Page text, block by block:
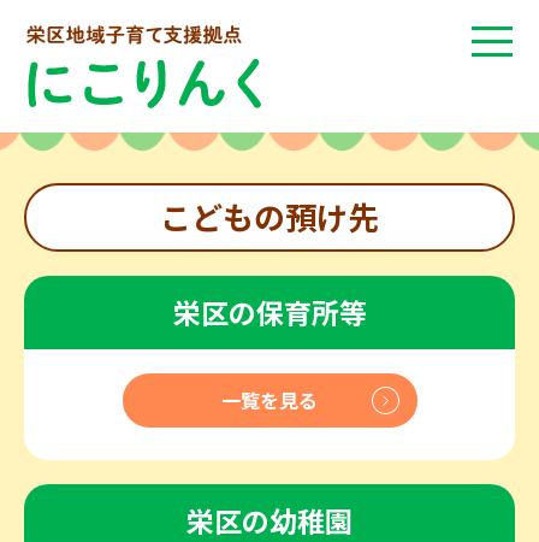
こどもの預け先
栄区の保育所等
一覧を見る
栄区の幼稚園